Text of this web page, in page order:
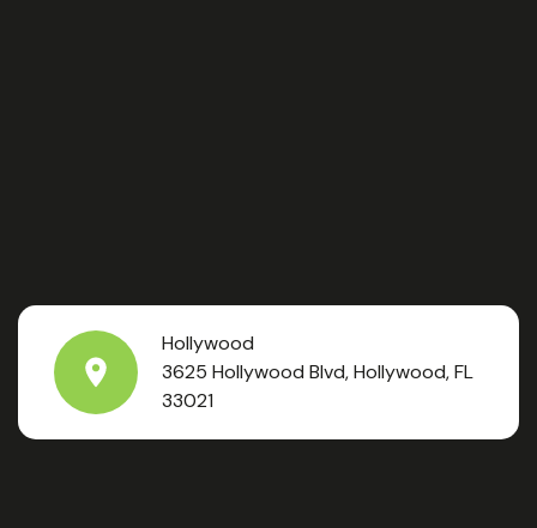
Hollywood
3625 Hollywood Blvd, Hollywood, FL
33021